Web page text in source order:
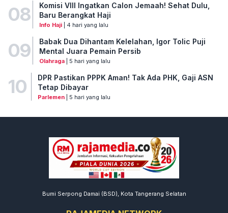
08
Komisi VIII Ingatkan Calon Jemaah! Sehat Dulu,
Baru Berangkat Haji
Info Haji| 4 hari yang lalu
09
Babak Dua Dihantam Kelelahan, Igor Tolic Puji
Mental Juara Pemain Persib
Olahraga| 5 hari yang lalu
10
DPR Pastikan PPPK Aman! Tak Ada PHK, Gaji ASN
Tetap Dibayar
Parlemen| 5 hari yang lalu
Bumi Serpong Damai (BSD), Kota Tangerang Selatan